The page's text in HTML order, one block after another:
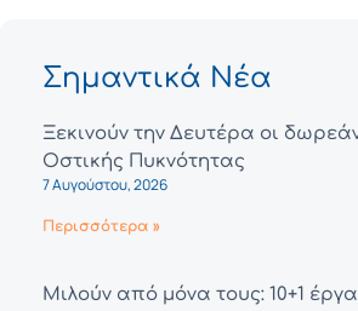
Σημαντικά Νέα
Ξεκινούν την Δευτέρα οι
Οστικής Πυκνότητας
7 Αυγούστου, 2026
Περισσότερα »
Μιλούν από μόνα τους: 10+1